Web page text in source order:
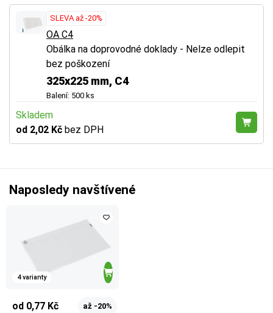
SLEVA až -20%
OA C4
Obálka na doprovodné doklady - Nelze odlepit
bez poškození
325x225 mm, C4
Balení: 500 ks
Skladem
od 2,02 Kč bez DPH
Naposledy navštívené
4 varianty
od 0,77 Kč až -20%